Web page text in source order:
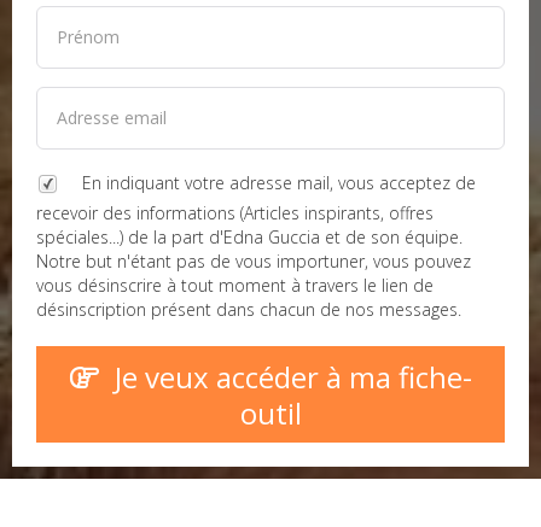
En indiquant votre adresse mail, vous acceptez de
recevoir des informations (Articles inspirants, offres
spéciales...) de la part d'Edna Guccia et de son équipe.
Notre but n'étant pas de vous importuner, vous pouvez
vous désinscrire à tout moment à travers le lien de
désinscription présent dans chacun de nos messages.
Je veux accéder à ma fiche-
outil